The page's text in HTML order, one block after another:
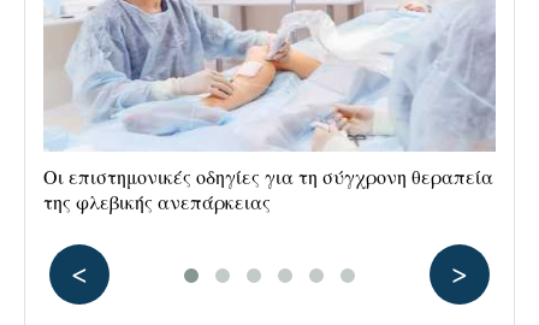
Οι επιστημονικές οδηγίες για τη σύγχρονη θεραπεία
της φλεβικής ανεπάρκειας
< >